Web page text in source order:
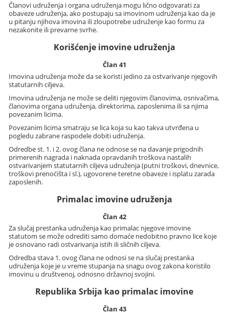
Članovi udruženja i organa udruženja mogu lično odgovarati za
obaveze udruženja, ako postupaju sa imovinom udruženja kao da je
u pitanju njihova imovina ili zloupotrebe udruženje kao formu za
nezakonite ili prevarne svrhe.
Korišćenje imovine udruženja
Član 41
Imovina udruženja može da se koristi jedino za ostvarivanje njegovih
statutarnih ciljeva.
Imovina udruženja ne može se deliti njegovim članovima, osnivačima,
članovima organa udruženja, direktorima, zaposlenima ili sa njima
povezanim licima.
Povezanim licima smatraju se lica koja su kao takva utvrđena u
pogledu zabrane raspodele dobiti udruženja.
Odredbe st. 1. i 2. ovog člana ne odnose se na davanje prigodnih
primerenih nagrada i naknada opravdanih troškova nastalih
ostvarivanjem statutarnih ciljeva udruženja (putni troškovi, dnevnice,
troškovi prenoćišta i sl.), ugovorene teretne obaveze i isplatu zarada
zaposlenih.
Primalac imovine udruženja
Član 42
Za slučaj prestanka udruženja kao primalac njegove imovine
statutom se može odrediti samo domaće nedobitno pravno lice koje
je osnovano radi ostvarivanja istih ili sličnih ciljeva.
Odredba stava 1. ovog člana ne odnosi se na slučaj prestanka
udruženja koje je u vreme stupanja na snagu ovog zakona koristilo
imovinu u društvenoj, odnosno državnoj svojini.
Republika Srbija kao primalac imovine
Član 43